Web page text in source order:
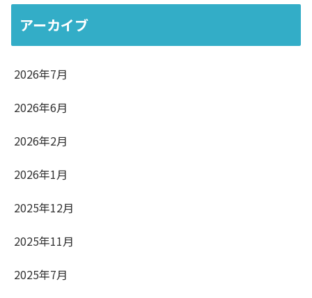
アーカイブ
2026年7月
2026年6月
2026年2月
2026年1月
2025年12月
2025年11月
2025年7月